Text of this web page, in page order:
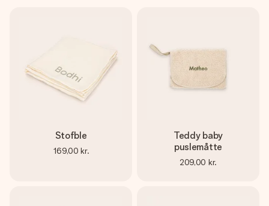
Stofble
169,00 kr.
Teddy baby
puslemåtte
209,00 kr.